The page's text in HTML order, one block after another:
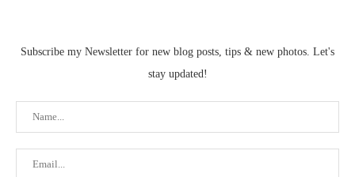
Subscribe my Newsletter for new blog posts, tips & new photos. Let's
stay updated!